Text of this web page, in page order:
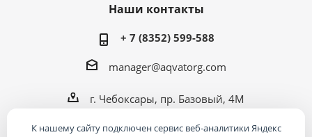
Наши контакты
+ 7 (8352) 599-588
manager@aqvatorg.com
г. Чебоксары, пр. Базовый, 4М
К нашему сайту подключен сервис веб-аналитики Яндекс